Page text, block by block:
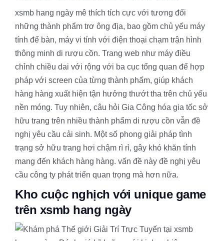
xsmb hang ngày mê thích tích cực với tương đối
những thành phẩm trơ ông địa, bao gồm chủ yếu máy
tính để bàn, máy vi tính với điện thoại chạm trận hình
thông minh di rượu cồn. Trang web như máy điều
chỉnh chiều dai với rộng với ba cục tổng quan để hợp
pháp với screen của từng thành phẩm, giúp khách
hàng hàng xuất hiện tận hưởng thướt tha trên chủ yếu
nền móng. Tuy nhiên, câu hỏi Gia Công hóa gia tốc sở
hữu trang trên nhiều thành phẩm di rượu cồn vẫn đề
nghị yêu cầu cải sinh. Một số phong giải pháp tình
trạng sở hữu trang hơi chậm rì rì, gây khó khăn tính
mang đến khách hàng hàng. vấn đề này đề nghị yêu
cầu công ty phát triển quan trọng mà hơn nữa.
Kho cuộc nghịch với unique game
trên xsmb hang ngày